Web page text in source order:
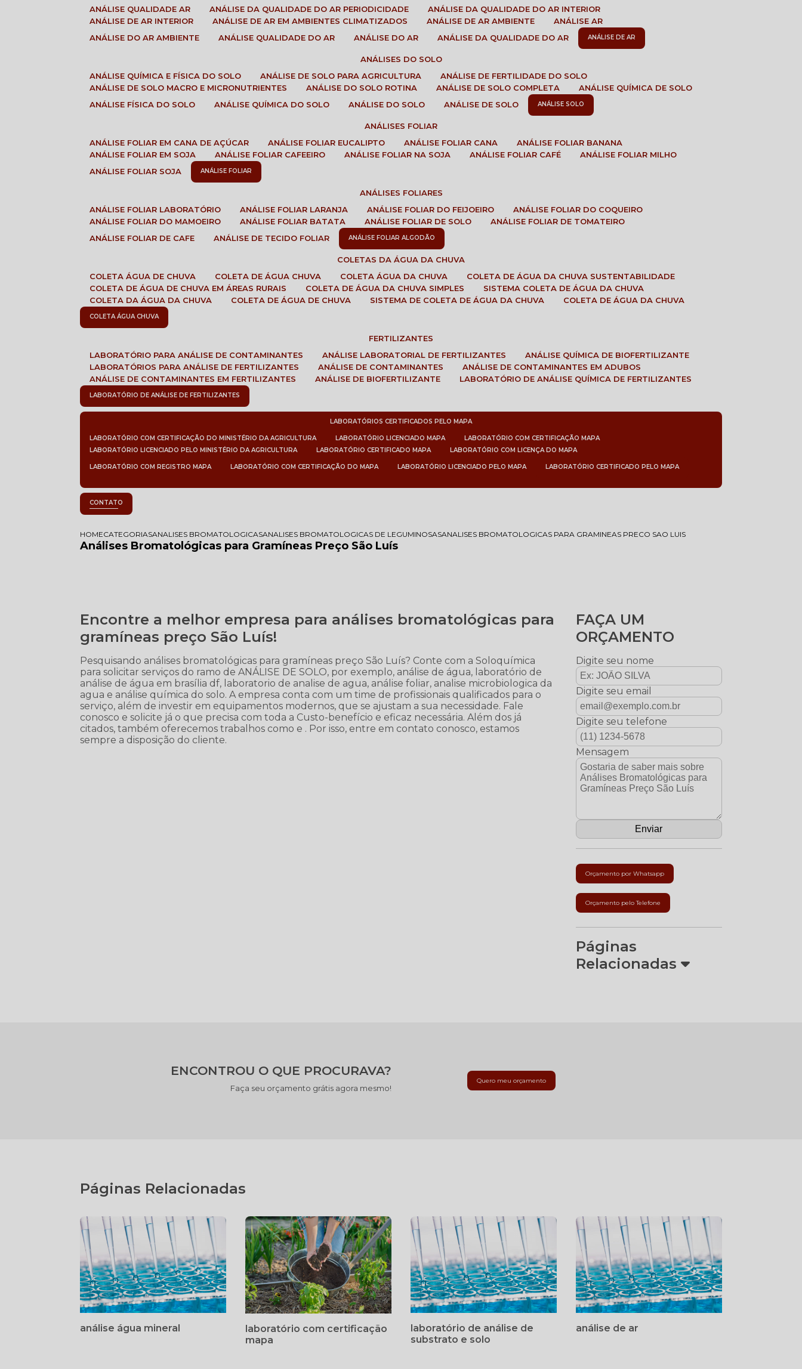
ANÁLISE QUALIDADE AR
ANÁLISE DA QUALIDADE DO AR PERIODICIDADE
ANÁLISE DA QUALIDADE DO AR INTERIOR
ANÁLISE DE AR INTERIOR
ANÁLISE DE AR EM AMBIENTES CLIMATIZADOS ANÁLISE DE AR AMBIENTE
ANÁLISE AR
ANÁLISE DO AR AMBIENTE
ANÁLISE QUALIDADE DO AR ANÁLISE DO AR ANÁLISE DA QUALIDADE DO AR ANÁLISE DE AR
ANÁLISES DO SOLO
ANÁLISE QUÍMICA E FÍSICA DO SOLO
ANÁLISE DE SOLO PARA AGRICULTURA
ANÁLISE DE FERTILIDADE DO SOLO
ANÁLISE DE SOLO MACRO E MICRONUTRIENTES
ANÁLISE DO SOLO ROTINA ANÁLISE DE SOLO COMPLETA
ANÁLISE QUÍMICA DE SOLO
ANÁLISE FÍSICA DO SOLO
ANÁLISE QUÍMICA DO SOLO ANÁLISE DO SOLO ANÁLISE DE SOLO ANÁLISE SOLO
ANÁLISES FOLIAR
ANÁLISE FOLIAR EM CANA DE AÇÚCAR
ANÁLISE FOLIAR EUCALIPTO ANÁLISE FOLIAR CANA
ANÁLISE FOLIAR BANANA
ANÁLISE FOLIAR EM SOJA
ANÁLISE FOLIAR CAFEEIRO ANÁLISE FOLIAR NA SOJA ANÁLISE FOLIAR CAFÉ
ANÁLISE FOLIAR MILHO
ANÁLISE FOLIAR SOJA
ANÁLISE FOLIAR
ANÁLISES FOLIARES
ANÁLISE FOLIAR LABORATÓRIO
ANÁLISE FOLIAR LARANJA ANÁLISE FOLIAR DO FEIJOEIRO
ANÁLISE FOLIAR DO COQUEIRO
ANÁLISE FOLIAR DO MAMOEIRO
ANÁLISE FOLIAR BATATA ANÁLISE FOLIAR DE SOLO
ANÁLISE FOLIAR DE TOMATEIRO
ANÁLISE FOLIAR DE CAFE
ANÁLISE DE TECIDO FOLIAR ANÁLISE FOLIAR ALGODÃO
COLETAS DA ÁGUA DA CHUVA
COLETA ÁGUA DE CHUVA
COLETA DE ÁGUA CHUVA COLETA ÁGUA DA CHUVA
COLETA DE ÁGUA DA CHUVA SUSTENTABILIDADE
COLETA DE ÁGUA DE CHUVA EM ÁREAS RURAIS
COLETA DE ÁGUA DA CHUVA SIMPLES
SISTEMA COLETA DE ÁGUA DA CHUVA
COLETA DA ÁGUA DA CHUVA
COLETA DE ÁGUA DE CHUVA SISTEMA DE COLETA DE ÁGUA DA CHUVA COLETA DE ÁGUA DA CHUVA
COLETA ÁGUA CHUVA
FERTILIZANTES
LABORATÓRIO PARA ANÁLISE DE CONTAMINANTES
ANÁLISE LABORATORIAL DE FERTILIZANTES
ANÁLISE QUÍMICA DE BIOFERTILIZANTE
LABORATÓRIOS PARA ANÁLISE DE FERTILIZANTES
ANÁLISE DE CONTAMINANTES
ANÁLISE DE CONTAMINANTES EM ADUBOS
ANÁLISE DE CONTAMINANTES EM FERTILIZANTES
ANÁLISE DE BIOFERTILIZANTE LABORATÓRIO DE ANÁLISE QUÍMICA DE FERTILIZANTES
LABORATÓRIO DE ANÁLISE DE FERTILIZANTES
LABORATÓRIOS CERTIFICADOS PELO MAPA
LABORATÓRIO COM CERTIFICAÇÃO DO MINISTÉRIO DA AGRICULTURA LABORATÓRIO LICENCIADO MAPA
LABORATÓRIO COM CERTIFICAÇÃO MAPA
LABORATÓRIO LICENCIADO PELO MINISTÉRIO DA AGRICULTURA
LABORATÓRIO CERTIFICADO MAPA LABORATÓRIO COM LICENÇA DO MAPA
LABORATÓRIO COM REGISTRO MAPA LABORATÓRIO COM CERTIFICAÇÃO DO MAPA LABORATÓRIO LICENCIADO PELO MAPA LABORATÓRIO CERTIFICADO PELO MAPA
CONTATO
HOMECATEGORIASANALISES BROMATOLOGICASANALISES BROMATOLOGICAS DE LEGUMINOSASANALISES BROMATOLOGICAS PARA GRAMINEAS PRECO SAO LUIS
Análises Bromatológicas para Gramíneas Preço São Luís
Encontre a melhor empresa para análises bromatológicas para
gramíneas preço São Luís!
Pesquisando análises bromatológicas para gramíneas preço São Luís? Conte com a Soloquímica
para solicitar serviços do ramo de ANÁLISE DE SOLO, por exemplo, análise de água, laboratório de
análise de água em brasília df, laboratorio de analise de agua, análise foliar, analise microbiologica da
agua e análise química do solo. A empresa conta com um time de profissionais qualificados para o
serviço, além de investir em equipamentos modernos, que se ajustam a sua necessidade. Fale
conosco e solicite já o que precisa com toda a Custo-benefício e eficaz necessária. Além dos já
citados, também oferecemos trabalhos como e . Por isso, entre em contato conosco, estamos
sempre a disposição do cliente.
FAÇA UM
ORÇAMENTO
Digite seu nome
Digite seu email
Digite seu telefone
Mensagem
Orçamento por Whatsapp
Orçamento pelo Telefone
Páginas
Relacionadas
ENCONTROU O QUE PROCURAVA?
Faça seu orçamento grátis agora mesmo!
Quero meu orçamento
Páginas Relacionadas
análise água mineral
laboratório com certificação
mapa
laboratório de análise de
substrato e solo
análise de ar